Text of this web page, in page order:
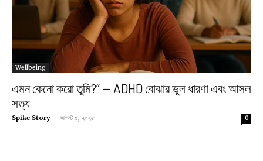
Wellbeing
এমন কেনো করো তুমি?” — ADHD বোঝার ভুল ধারণা এবং আসল
সত্য
Spike Story - আগস্ট ৫, ২০২৫ 0